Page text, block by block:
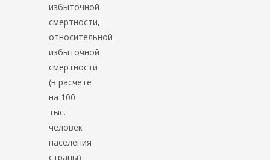
избыточной
смертности,
относительной
избыточной
смертности
(в расчете
на 100
тыс.
человек
населения
страны)